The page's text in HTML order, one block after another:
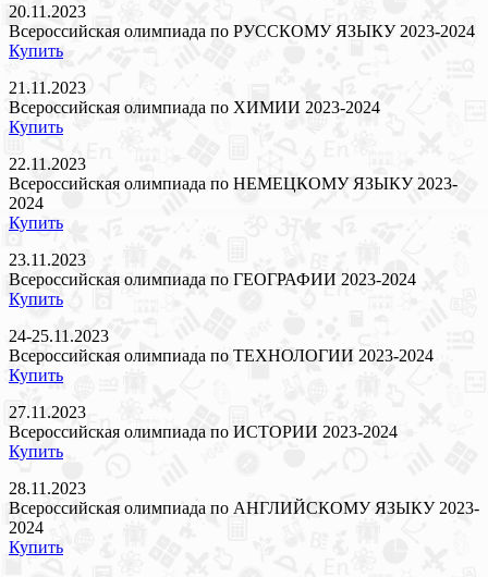
20.11.2023
Всероссийская олимпиада по РУССКОМУ ЯЗЫКУ 2023-2024
Купить
21.11.2023
Всероссийская олимпиада по ХИМИИ 2023-2024
Купить
22.11.2023
Всероссийская олимпиада по НЕМЕЦКОМУ ЯЗЫКУ 2023-
2024
Купить
23.11.2023
Всероссийская олимпиада по ГЕОГРАФИИ 2023-2024
Купить
24-25.11.2023
Всероссийская олимпиада по ТЕХНОЛОГИИ 2023-2024
Купить
27.11.2023
Всероссийская олимпиада по ИСТОРИИ 2023-2024
Купить
28.11.2023
Всероссийская олимпиада по АНГЛИЙСКОМУ ЯЗЫКУ 2023-
2024
Купить